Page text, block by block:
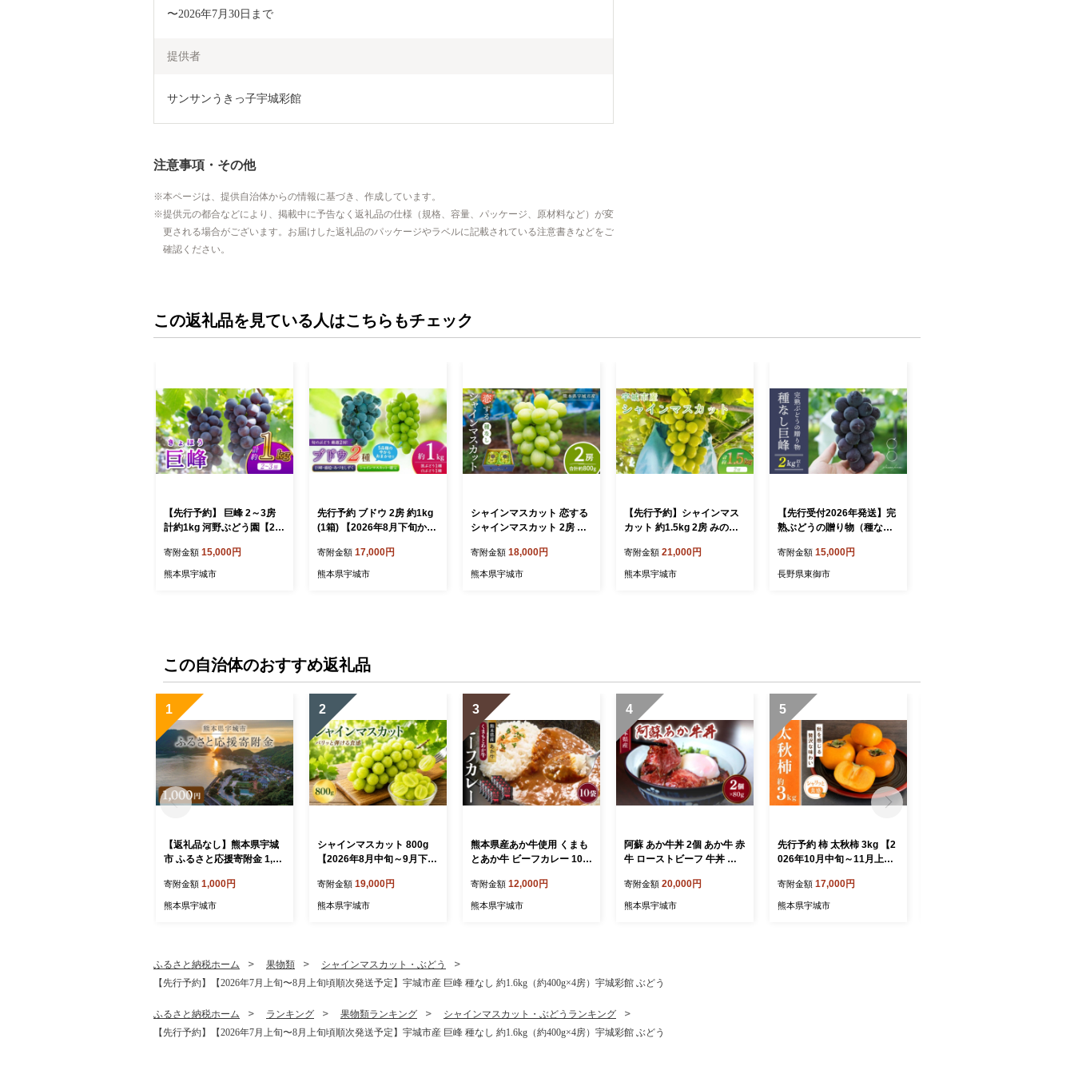
〜2026年7月30日まで
提供者
サンサンうきっ子宇城彩館
注意事項・その他
本ページは、提供自治体からの情報に基づき、作成しています。
提供元の都合などにより、掲載中に予告なく返礼品の仕様（規格、容量、パッケージ、原材料など）が変
更される場合がございます。お届けした返礼品のパッケージやラベルに記載されている注意書きなどをご
確認ください。
この返礼品を見ている人はこちらもチェック
【先行予約】 巨峰 2～3房
計約1kg 河野ぶどう園【20
次発送予定】ぶどう ブドウ
葡萄 熊本県 宇城市 河野ぶ
寄附金額 15,000円
熊本県宇城市
先行予約 ブドウ 2房 約1kg
(1箱) 【2026年8月下旬から
ドウ 葡萄 マスカット 巨峰
きょほう グレープ 熊本県産
寄附金額 17,000円
熊本県宇城市
シャインマスカット 恋する
シャインマスカット 2房 合
～9月下旬頃順次発送予定】
ぶどう 葡萄 種無し 種なし
寄附金額 18,000円
熊本県宇城市
【先行予約】シャインマス
カット 約1.5kg 2房 みのだ
ト ぶどう 葡萄 果物 フルー
ツ 旬 冷蔵 送料無料 熊本県
寄附金額 21,000円
熊本県宇城市
【先行受付2026年発送】完
熟ぶどうの贈り物（種なし
lasses farm ※2026年8月
下旬以降発送予定
寄附金額 15,000円
長野県東御市
この自治体のおすすめ返礼品
1
【返礼品なし】熊本県宇城
市 ふるさと応援寄附金 1,00
寄附金額 1,000円
熊本県宇城市
2
シャインマスカット 800g
【2026年8月中旬～9月下旬
フルーツ 果物 国産 九州 熊
本 熊本県 産地直送 パリッ
フト くまふる
寄附金額 19,000円
熊本県宇城市
3
熊本県産あか牛使用 くまも
とあか牛 ビーフカレー 10人
トカレー ビーフカレー あか
牛カレー あか牛 あかうし
寄附金額 12,000円
熊本県宇城市
4
阿蘇 あか牛丼 2個 あか牛 赤
牛 ローストビーフ 牛丼 牛
凍 簡単調理
寄附金額 20,000円
熊本県宇城市
5
先行予約 柿 太秋柿 3kg 【2
026年10月中旬～11月上旬
級 大玉 上品 甘い フルーツ
果物 国産 九州 シャリシャ
寄附金額 17,000円
熊本県宇城市
ふるさと納税ホーム 果物類
シャインマスカット・ぶどう
【先行予約】【2026年7月上旬〜8月上旬頃順次発送予定】宇城市産 巨峰 種なし 約1.6kg（約400g×4房）宇城彩館 ぶどう
ふるさと納税ホーム ランキング 果物類ランキング
シャインマスカット・ぶどうランキング
【先行予約】【2026年7月上旬〜8月上旬頃順次発送予定】宇城市産 巨峰 種なし 約1.6kg（約400g×4房）宇城彩館 ぶどう